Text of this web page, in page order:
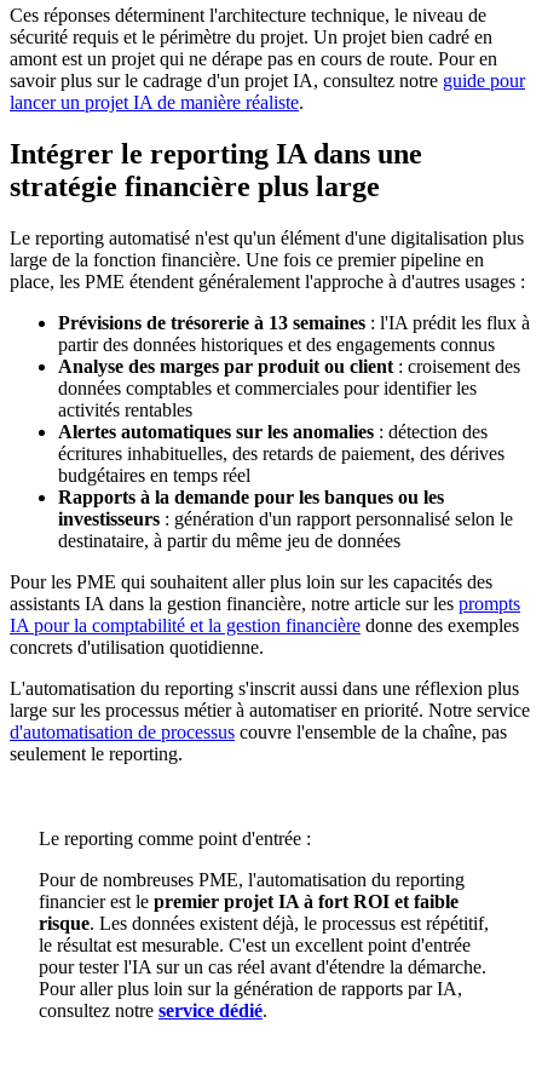
Ces réponses déterminent l'architecture technique, le niveau de
sécurité requis et le périmètre du projet. Un projet bien cadré en
amont est un projet qui ne dérape pas en cours de route. Pour en
savoir plus sur le cadrage d'un projet IA, consultez notre guide pour
lancer un projet IA de manière réaliste.
Intégrer le reporting IA dans une
stratégie financière plus large
Le reporting automatisé n'est qu'un élément d'une digitalisation plus
large de la fonction financière. Une fois ce premier pipeline en
place, les PME étendent généralement l'approche à d'autres usages :
Prévisions de trésorerie à 13 semaines : l'IA prédit les flux à
partir des données historiques et des engagements connus
Analyse des marges par produit ou client : croisement des
données comptables et commerciales pour identifier les
activités rentables
Alertes automatiques sur les anomalies : détection des
écritures inhabituelles, des retards de paiement, des dérives
budgétaires en temps réel
Rapports à la demande pour les banques ou les
investisseurs : génération d'un rapport personnalisé selon le
destinataire, à partir du même jeu de données
Pour les PME qui souhaitent aller plus loin sur les capacités des
assistants IA dans la gestion financière, notre article sur les prompts
IA pour la comptabilité et la gestion financière donne des exemples
concrets d'utilisation quotidienne.
L'automatisation du reporting s'inscrit aussi dans une réflexion plus
large sur les processus métier à automatiser en priorité. Notre service
d'automatisation de processus couvre l'ensemble de la chaîne, pas
seulement le reporting.
Le reporting comme point d'entrée :
Pour de nombreuses PME, l'automatisation du reporting
financier est le premier projet IA à fort ROI et faible
risque. Les données existent déjà, le processus est répétitif,
le résultat est mesurable. C'est un excellent point d'entrée
pour tester l'IA sur un cas réel avant d'étendre la démarche.
Pour aller plus loin sur la génération de rapports par IA,
consultez notre service dédié.